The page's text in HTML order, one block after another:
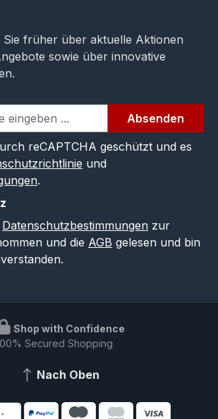
früher über aktuelle Aktionen
sowie über innovative
Absenden
reCAPTCHA geschützt und es
und
.
Datenschutzbestimmungen zur
und die AGB gelesen und bin
Shop with Confidence
Secured Shopping
Nach Oben